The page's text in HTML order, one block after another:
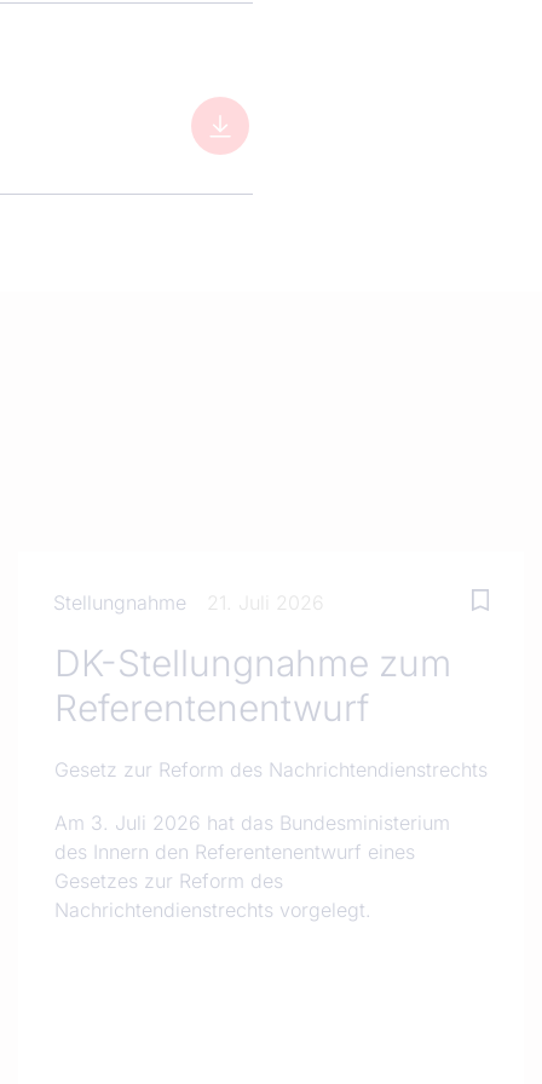
Stellungnahme 21. Juli 2026
DK-Stellungnahme zum
Referentenentwurf
Gesetz zur Reform des Nachrichtendienstrechts
Am 3. Juli 2026 hat das Bundesministerium
des Innern den Referentenentwurf eines
Gesetzes zur Reform des
Nachrichtendienstrechts vorgelegt.